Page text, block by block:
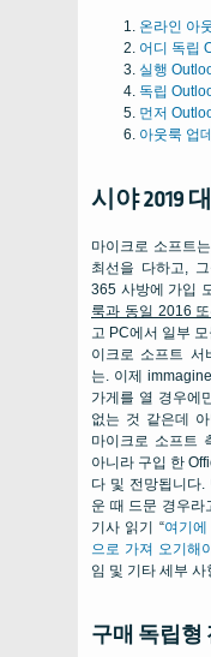
온라인 아
어디 독립
실행
독립
먼저
아웃룩 업
시야 2019
마이크로 소프트
최선을 다하고,
365 사방에 가입
룩과 동일 2016
고 PC에서 일부
이크로 소프트 서
는. 이제
가게를 열 경우에
없는 것 같은데
마이크로 소프트
아니라 구입 한
다 및 전망됩니다
운 때 드문 경우라
기사 읽기 “여기
으로 가져 오기해
임 및 기타 세부
구매 독립형